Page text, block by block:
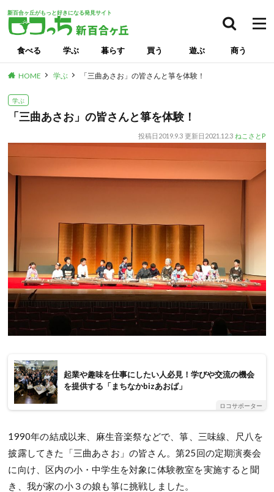
新百合ヶ丘がもっと好きになる発見サイト
食べる 学ぶ 暮らす 買う 遊ぶ 商う
HOME 学ぶ 「三曲あさお」の皆さんと箏を体験！
学ぶ
「三曲あさお」の皆さんと箏を体験！
投稿日 2019.9.3 更新日 2021.12.3 ねこさとP
起業や趣味を仕事にしたい人必見！学びや交流の機会
を提供する「まちなかbizあおば」
ロコサポーター
1990年の結成以来、麻生音楽祭などで、箏、三味線、尺八を
披露してきた「三曲あさお」の皆さん。第25回の定期演奏会
に向け、区内の小・中学生を対象に体験教室を実施すると聞
き、我が家の小３の娘も箏に挑戦しました。